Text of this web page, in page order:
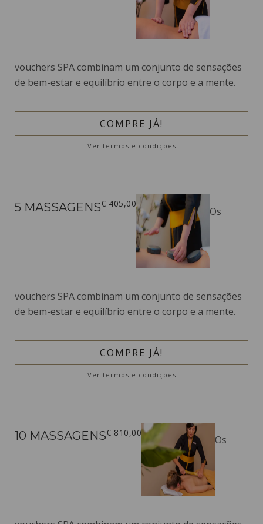
vouchers SPA combinam um conjunto de sensações
de bem-estar e equilíbrio entre o corpo e a mente.
Ver termos e condições
COMPRE JÁ!
5 MASSAGENS€ 405,00
Os
vouchers SPA combinam um conjunto de sensações
de bem-estar e equilíbrio entre o corpo e a mente.
Ver termos e condições
COMPRE JÁ!
10 MASSAGENS€ 810,00
Os